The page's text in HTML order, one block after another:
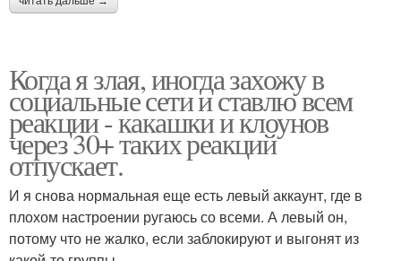
Когда я злая, иногда захожу в
социальные сети и ставлю всем
реакции - какашки и клоунов
через 30+ таких реакций
отпускает.
И я снова нормальная еще есть левый аккаунт, где в
плохом настроении ругаюсь со всеми. А левый он,
потому что не жалко, если заблокируют и выгонят из